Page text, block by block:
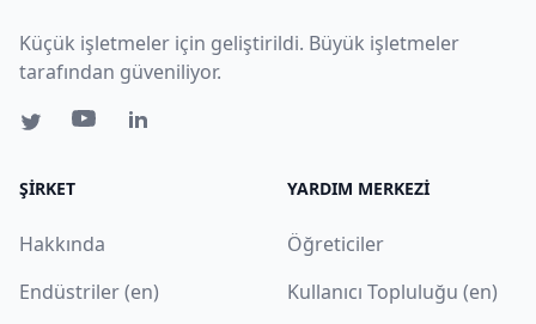
Küçük işletmeler için geliştirildi. Büyük işletmeler
tarafından güveniliyor.
ŞIRKET
Hakkında
Endüstriler (en)
YARDIM MERKEZI
Öğreticiler
Kullanıcı Topluluğu (en)